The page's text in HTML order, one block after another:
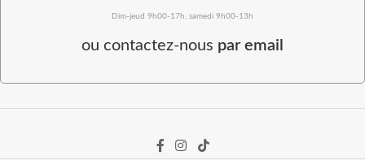
Dim-jeud 9h00-17h, samedi 9h00-13h
ou contactez-nous par email